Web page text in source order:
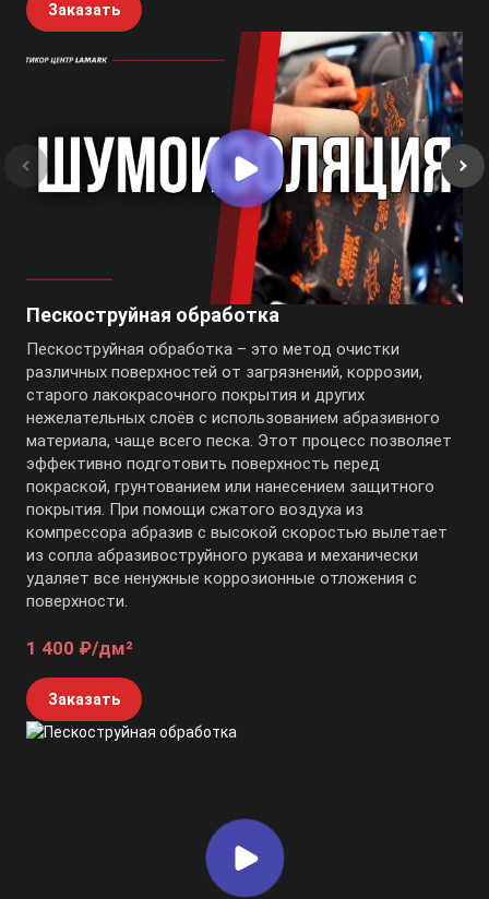
Заказать
Пескоструйная обработка
Пескоструйная обработка – это метод очистки
различных поверхностей от загрязнений, коррозии,
старого лакокрасочного покрытия и других
нежелательных слоёв с использованием абразивного
материала, чаще всего песка. Этот процесс позволяет
эффективно подготовить поверхность перед
покраской, грунтованием или нанесением защитного
покрытия. При помощи сжатого воздуха из
компрессора абразив с высокой скоростью вылетает
из сопла абразивоструйного рукава и механически
удаляет все ненужные коррозионные отложения с
поверхности.
1 400 ₽/дм²
Заказать